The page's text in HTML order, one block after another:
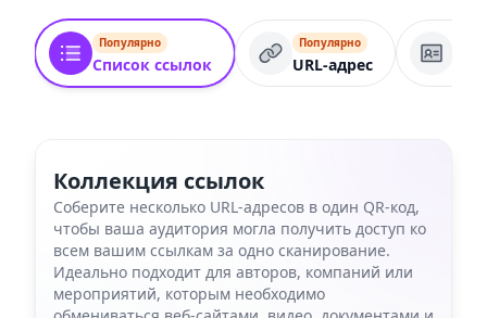
Популярно
Список ссылок
Популярно
URL-адрес
Коллекция ссылок
Соберите несколько URL-адресов в один QR-код,
чтобы ваша аудитория могла получить доступ ко
всем вашим ссылкам за одно сканирование.
Идеально подходит для авторов, компаний или
мероприятий, которым необходимо